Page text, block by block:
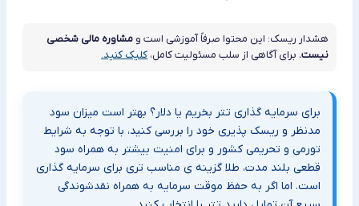
هشدار ریسک: این محتوا صرفاً آموزشی است و مشاوره مالی شخصی
نیست. برای آگاهی از سلب مسئولیت کامل، کلیک کنید.
برای سرمایه گذاری تتر بخریم یا دلار؟ بهتر است میزان سود
مدنظر و ریسک پذیری خود را بررسی کنید، با توجه به شرایط
تورمی و تحریمی کشور و برای امنیت بیشتر به همراه سود
قطعی بلند مدت، طلا گزینه ی مناسب تری برای سرمایه گذاری
است. اما اگر به حفظ موقت سرمایه به همراه نقدشوندگی